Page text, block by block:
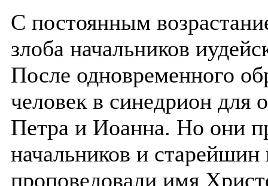
С постоянным
злоба начальников
После одновременного
человек в синедрион для
Петра и Иоанна. Но они
начальников и
проповедовали имя